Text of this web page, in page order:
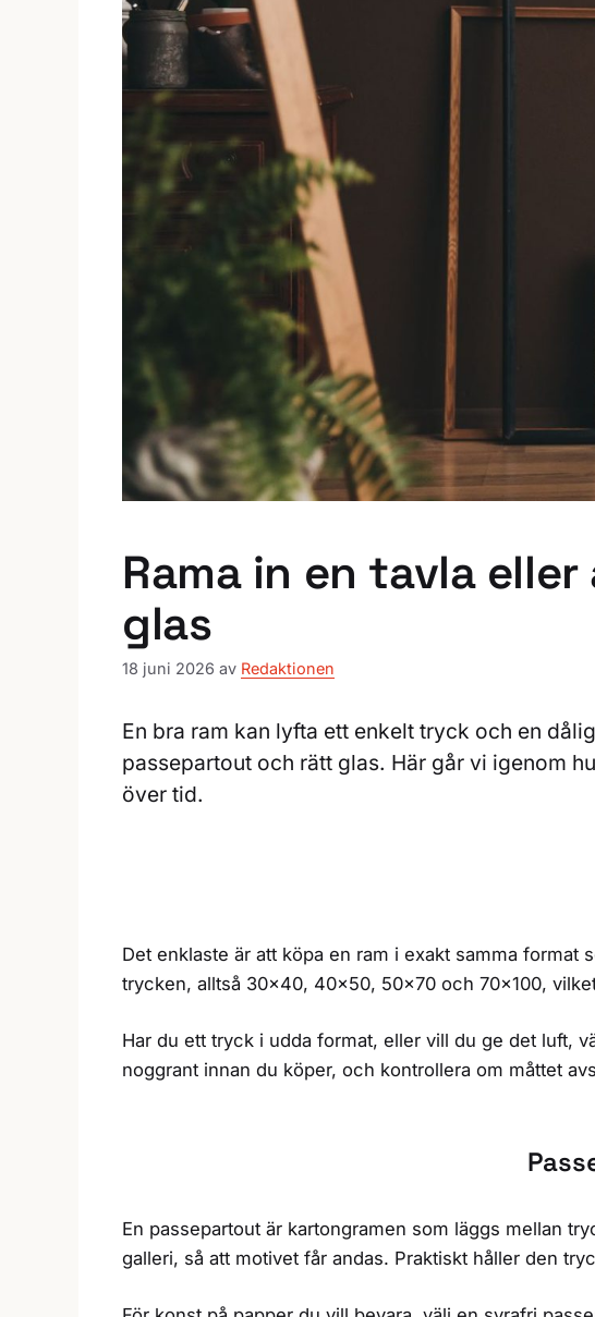
Rama in en tavla
glas
18 juni 2026 av Redaktionen
En bra ram kan lyfta ett enkelt tryck och en
passepartout och rätt glas. Här går vi igenom
över tid.
Det enklaste är att köpa en ram i exakt samma
trycken, alltså 30×40, 40×50, 50×70 och 70×100,
Har du ett tryck i udda format, eller vill du ge det luft,
noggrant innan du köper, och kontrollera om måttet
En passepartout är kartongramen som läggs mellan
galleri, så att motivet får andas. Praktiskt håller den